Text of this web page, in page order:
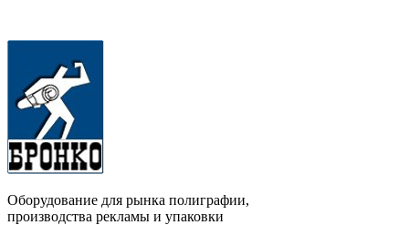
Оборудование для рынка полиграфии,
производства рекламы и упаковки